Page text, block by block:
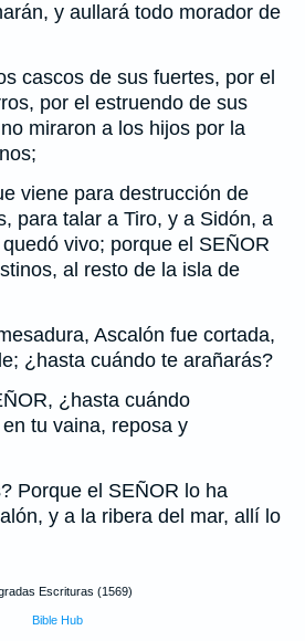
y aullará todo morador de
cascos de sus fuertes, por el
por el estruendo de sus
miraron a los hijos por la
viene para destrucción de
para talar a Tiro, y a Sidón, a
vivo; porque el SEÑOR
al resto de la isla de
Ascalón fue cortada,
¿hasta cuándo te arañarás?
¿hasta cuándo
tu vaina, reposa y
Porque el SEÑOR lo ha
y a la ribera del mar, allí lo
Escrituras (1569)
Bible Hub